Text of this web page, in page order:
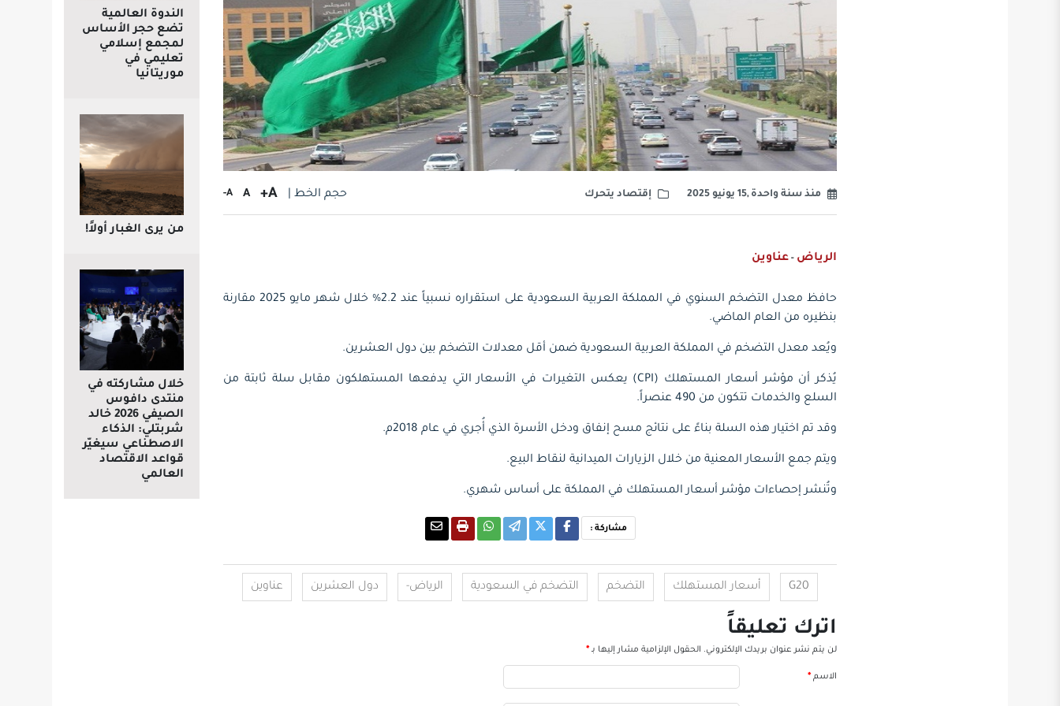
منذ سنة واحدة ,15 يونيو 2025 إقتصاد يتحرك حجم الخط | A+
A
A-
الرياض - عناوين
حافظ معدل التضخم السنوي في المملكة العربية السعودية على استقراره نسبياً عند 2.2% خلال شهر مايو 2025 مقارنة
بنظيره من العام الماضي.
ويُعد معدل التضخم في المملكة العربية السعودية ضمن أقل معدلات التضخم بين دول العشرين.
يُذكر أن مؤشر أسعار المستهلك (CPI) يعكس التغيرات في الأسعار التي يدفعها المستهلكون مقابل سلة ثابتة من
السلع والخدمات تتكون من 490 عنصراً.
وقد تم اختيار هذه السلة بناءً على نتائج مسح إنفاق ودخل الأسرة الذي أُجري في عام 2018م.
ويتم جمع الأسعار المعنية من خلال الزيارات الميدانية لنقاط البيع.
وتُنشر إحصاءات مؤشر أسعار المستهلك في المملكة على أساس شهري.
مشاركة :
G20 أسعار المستهلك التضخم التضخم في السعودية الرياض- دول العشرين عناوين
اترك تعليقاً
لن يتم نشر عنوان بريدك الإلكتروني. الحقول الإلزامية مشار إليها بـ*
الاسم*
الندوة العالمية
تضع حجر الأساس
لمجمع إسلامي
تعليمي في
موريتانيا
من يرى الغبار أولاً!
خلال مشاركته في
منتدى دافوس
الصيفي 2026 خالد
شربتلي: الذكاء
الاصطناعي سيغيّر
قواعد الاقتصاد
العالمي